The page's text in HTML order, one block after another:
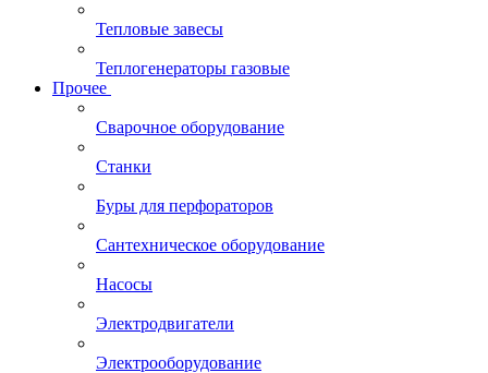
Тепловые завесы
Теплогенераторы газовые
Прочее
Сварочное оборудование
Станки
Буры для перфораторов
Сантехническое оборудование
Насосы
Электродвигатели
Электрооборудование